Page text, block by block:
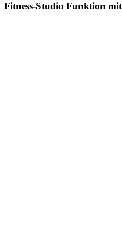
Fitness-Studio Funktion